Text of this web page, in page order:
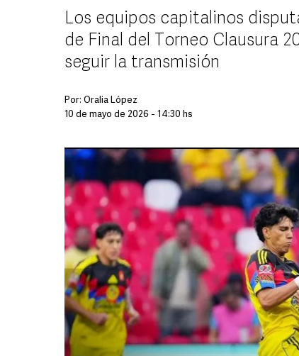
Los equipos capitalinos
de Final del Torneo Clausura
seguir la transmisión
Por: Oralia López
10 de mayo de 2026 - 14:30 hs